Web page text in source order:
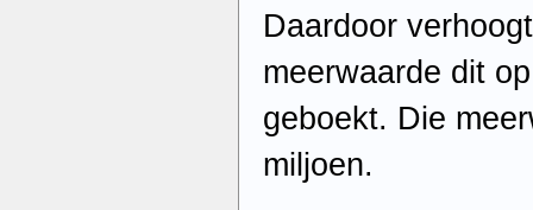
Daardoor
meerwaarde dit
geboekt. Die
miljoen.